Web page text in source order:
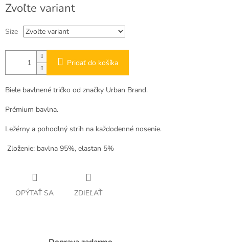
cena:
Zvoľte variant
Size
Pridať do košíka
Biele bavlnené tričko od značky Urban Brand.
Prémium bavlna.
Ležérny a pohodlný strih na každodenné nosenie.
Zloženie: bavlna 95%, elastan 5%
OPÝTAŤ SA ZDIEĽAŤ